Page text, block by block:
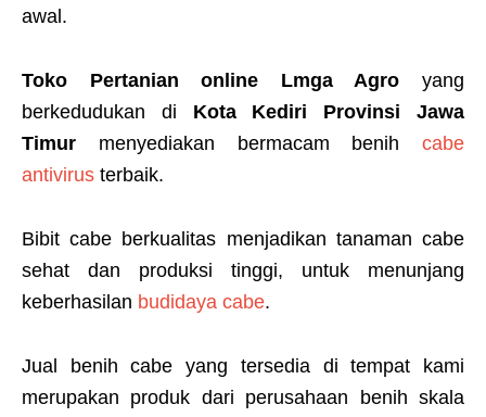
awal.
Toko Pertanian online Lmga Agro yang
berkedudukan di Kota Kediri Provinsi Jawa
Timur menyediakan bermacam benih cabe
antivirus terbaik.
Bibit cabe berkualitas menjadikan tanaman cabe
sehat dan produksi tinggi, untuk menunjang
keberhasilan budidaya cabe.
Jual benih cabe yang tersedia di tempat kami
merupakan produk dari perusahaan benih skala